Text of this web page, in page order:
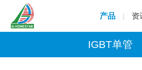
产品 资
IGBT单管